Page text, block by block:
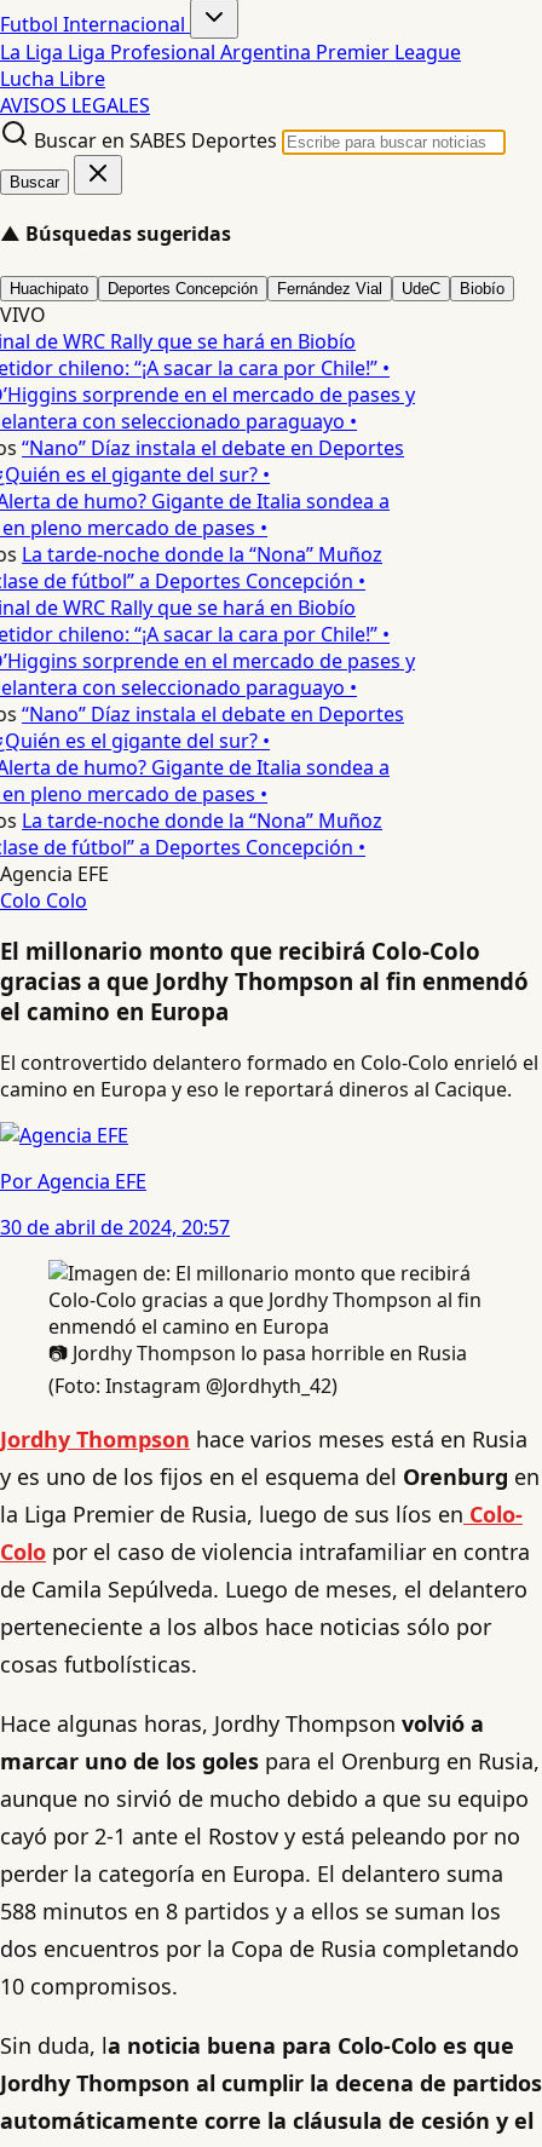
Futbol Internacional
La Liga Liga Profesional Argentina Premier League
Lucha Libre
AVISOS LEGALES
Buscar en SABES Deportes
Buscar
▲ Búsquedas sugeridas
Huachipato Deportes Concepción Fernández Vial UdeC Biobío
VIVO
de WRC Rally que se hará en Biobío
chileno: “¡A sacar la cara por Chile!” •
sorprende en el mercado de pases y
con seleccionado paraguayo •
“Nano” Díaz instala el debate en Deportes
es el gigante del sur? •
de humo? Gigante de Italia sondea a
pleno mercado de pases •
La tarde-noche donde la “Nona” Muñoz
de fútbol” a Deportes Concepción •
de WRC Rally que se hará en Biobío
chileno: “¡A sacar la cara por Chile!” •
sorprende en el mercado de pases y
con seleccionado paraguayo •
“Nano” Díaz instala el debate en Deportes
es el gigante del sur? •
de humo? Gigante de Italia sondea a
pleno mercado de pases •
La tarde-noche donde la “Nona” Muñoz
de fútbol” a Deportes Concepción •
Agencia EFE
Colo Colo
El millonario monto que recibirá Colo-Colo
gracias a que Jordhy Thompson al fin enmendó
el camino en Europa
El controvertido delantero formado en Colo-Colo enrieló el
camino en Europa y eso le reportará dineros al Cacique.
Por Agencia EFE
30 de abril de 2024, 20:57
📷 Jordhy Thompson lo pasa horrible en Rusia
(Foto: Instagram @Jordhyth_42)
Jordhy Thompson hace varios meses está en Rusia
y es uno de los fijos en el esquema del Orenburg en
la Liga Premier de Rusia, luego de sus líos en Colo-
Colo por el caso de violencia intrafamiliar en contra
de Camila Sepúlveda. Luego de meses, el delantero
perteneciente a los albos hace noticias sólo por
cosas futbolísticas.
Hace algunas horas, Jordhy Thompson volvió a
marcar uno de los goles para el Orenburg en Rusia,
aunque no sirvió de mucho debido a que su equipo
cayó por 2-1 ante el Rostov y está peleando por no
perder la categoría en Europa. El delantero suma
588 minutos en 8 partidos y a ellos se suman los
dos encuentros por la Copa de Rusia completando
10 compromisos.
Sin duda, la noticia buena para Colo-Colo es que
Jordhy Thompson al cumplir la decena de partidos
automáticamente corre la cláusula de cesión y el